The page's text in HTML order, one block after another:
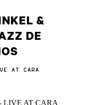
&
DE
AT CARA